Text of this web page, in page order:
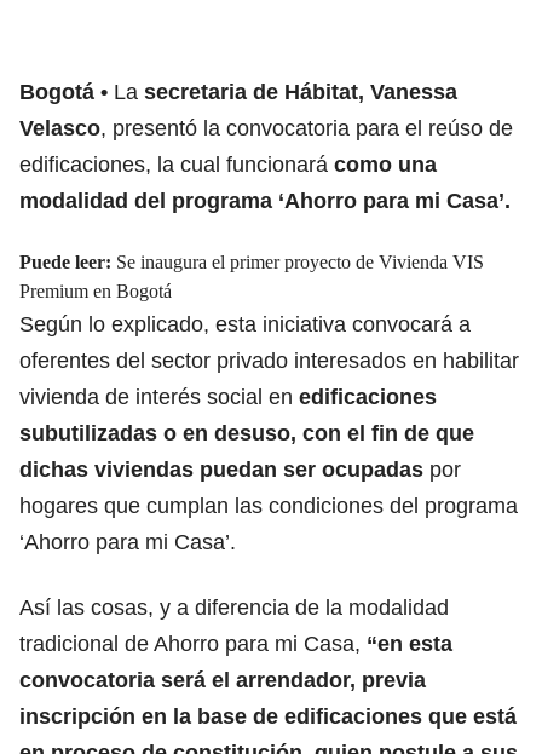
Bogotá La secretaria de Hábitat, Vanessa
Velasco, presentó la convocatoria para el reúso de
edificaciones, la cual funcionará como una
modalidad del programa ‘Ahorro para mi Casa’.
Puede leer: Se inaugura el primer proyecto de Vivienda VIS
Premium en Bogotá
Según lo explicado, esta iniciativa convocará a
oferentes del sector privado interesados en habilitar
vivienda de interés social en edificaciones
subutilizadas o en desuso, con el fin de que
dichas viviendas puedan ser ocupadas por
hogares que cumplan las condiciones del programa
‘Ahorro para mi Casa’.
Así las cosas, y a diferencia de la modalidad
tradicional de Ahorro para mi Casa, “en esta
convocatoria será el arrendador, previa
inscripción en la base de edificaciones que está